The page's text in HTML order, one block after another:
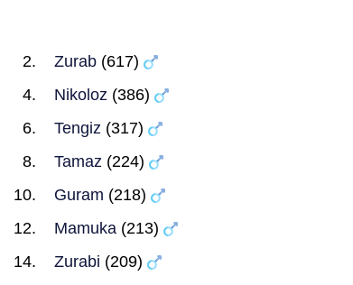
Zurab(617)
Nikoloz(386)
Tengiz(317)
Tamaz(224)
Guram (218)
Mamuka(213)
Zurabi (209)